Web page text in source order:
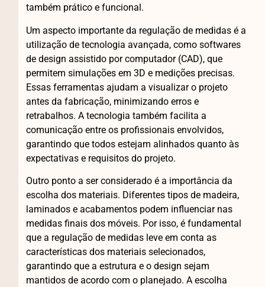
também prático e funcional.
Um aspecto importante da regulação de medidas é a
utilização de tecnologia avançada, como softwares
de design assistido por computador (CAD), que
permitem simulações em 3D e medições precisas.
Essas ferramentas ajudam a visualizar o projeto
antes da fabricação, minimizando erros e
retrabalhos. A tecnologia também facilita a
comunicação entre os profissionais envolvidos,
garantindo que todos estejam alinhados quanto às
expectativas e requisitos do projeto.
Outro ponto a ser considerado é a importância da
escolha dos materiais. Diferentes tipos de madeira,
laminados e acabamentos podem influenciar nas
medidas finais dos móveis. Por isso, é fundamental
que a regulação de medidas leve em conta as
características dos materiais selecionados,
garantindo que a estrutura e o design sejam
mantidos de acordo com o planejado. A escolha